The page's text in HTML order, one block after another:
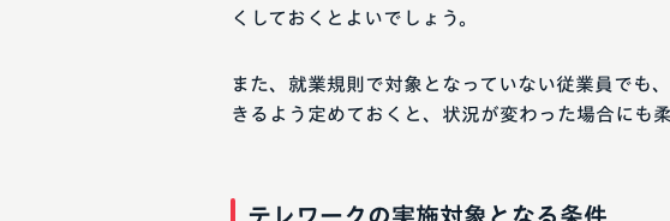
くしておくとよいでしょう。
また、就業規則で対象となっていない従業員でも
きるよう定めておくと、状況が変わった場合にも
テレワークの実施対象となる条件